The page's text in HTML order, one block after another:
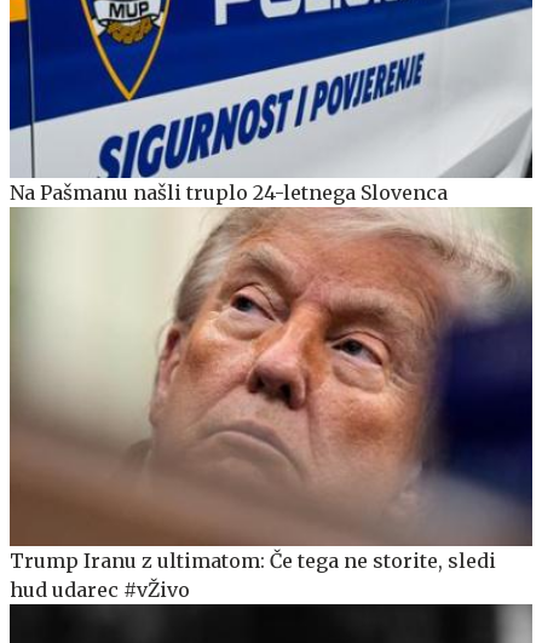
Na Pašmanu našli truplo 24-letnega Slovenca
Trump Iranu z ultimatom: Če tega ne storite, sledi
hud udarec #vŽivo